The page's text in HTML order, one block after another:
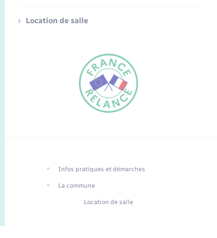
Traduction du
Location de salle
Infos pratiques et démarches
La commune
Location de salle